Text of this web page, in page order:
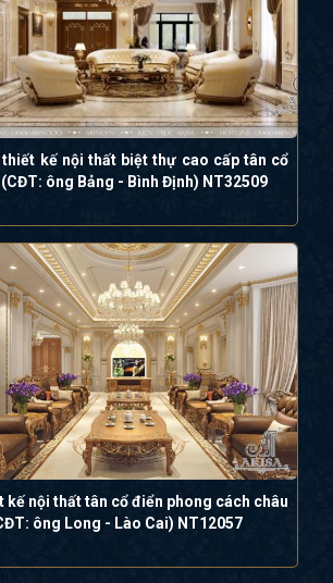
thiết kế nội thất biệt thự cao cấp tân cổ
ông Bảng - Bình Định) NT32509
kế nội thất tân cổ điển phong cách châu
ông Long - Lào Cai) NT12057